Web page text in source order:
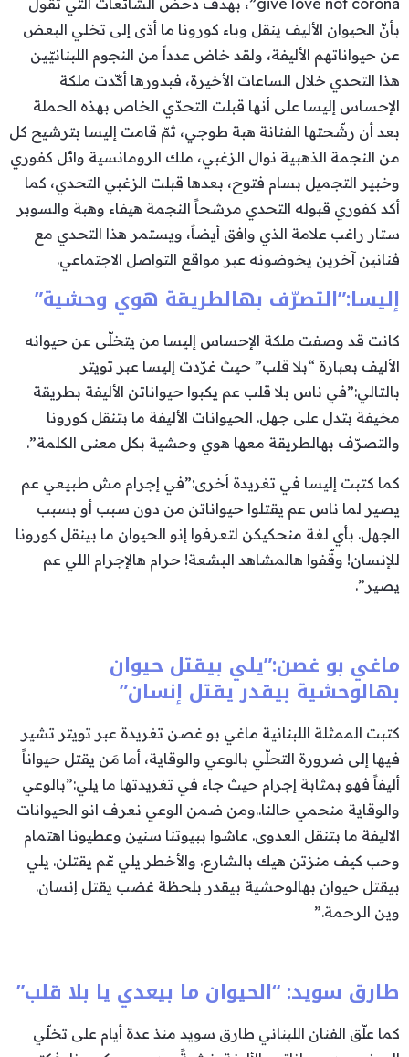
give love not corona”، بهدف دحض الشائعات التي تقول
بأنّ الحيوان الأليف ينقل وباء كورونا ما أدّى إلى تخلي البعض
عن حيواناتهم الأليفة، ولقد خاض عدداً من النجوم اللبنانيّين
هذا التحدي خلال الساعات الأخيرة، فبدورها أكّدت ملكة
الإحساس إليسا على أنها قبلت التحدّي الخاص بهذه الحملة
بعد أن رشّحتها الفنانة هبة طوجي، ثمّ قامت إليسا بترشيح كل
من النجمة الذهبية نوال الزغبي، ملك الرومانسية وائل كفوري
وخبير التجميل بسام فتوح، بعدها قبلت الزغبي التحدي، كما
أكد كفوري قبوله التحدي مرشحاً النجمة هيفاء وهبة والسوبر
ستار راغب علامة الذي وافق أيضاً، ويستمر هذا التحدي مع
فنانين آخرين يخوضونه عبر مواقع التواصل الاجتماعي.
إليسا:”التصرّف بهالطريقة هوي وحشية”
كانت قد وصفت ملكة الإحساس إليسا من يتخلّى عن حيوانه
الأليف بعبارة “بلا قلب” حيث غرّدت إليسا عبر تويتر
بالتالي:”في ناس بلا قلب عم يكبوا حيواناتن الأليفة بطريقة
مخيفة بتدل على جهل. الحيوانات الأليفة ما بتنقل كورونا
والتصرّف بهالطريقة معها هوي وحشية بكل معنى الكلمة”.
كما كتبت إليسا في تغريدة أخرى:”في إجرام مش طبيعي عم
يصير لما ناس عم يقتلوا حيواناتن من دون سبب أو بسبب
الجهل. بأي لغة منحكيكن لتعرفوا إنو الحيوان ما بينقل كورونا
للإنسان! وقّفوا هالمشاهد البشعة! حرام هالإجرام اللي عم
يصير”.
ماغي بو غصن:”يلي بيقتل حيوان
بهالوحشية بيقدر يقتل إنسان”
كتبت الممثلة اللبنانية ماغي بو غصن تغريدة عبر تويتر تشير
فيها إلى ضرورة التحلّي بالوعي والوقاية، أما مَن يقتل حيواناً
أليفاً فهو بمثابة إجرام حيث جاء في تغريدتها ما يلي:”بالوعي
والوقاية منحمي حالنا..ومن ضمن الوعي نعرف انو الحيوانات
الاليفة ما بتنقل العدوى. عاشوا ببيوتنا سنين وعطيونا اهتمام
وحب كيف منزتن هيك بالشارع. والأخطر يلي عّم يقتلن. يلي
بيقتل حيوان بهالوحشية بيقدر بلحظة غضب يقتل إنسان.
وين الرحمة.”
طارق سويد: “الحيوان ما بيعدي يا بلا قلب”
كما علّق الفنان اللبناني طارق سويد منذ عدة أيام على تخلّي